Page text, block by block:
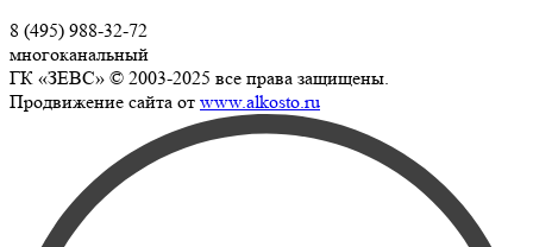
8 (495) 988-32-72
многоканальный
ГК «ЗЕВС» © 2003-2025 все права защищены.
Продвижение сайта от www.alkosto.ru